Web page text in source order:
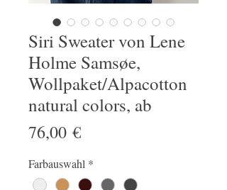
Siri Sweater von Lene
Holme Samsøe,
Wollpaket/Alpacotton
natural colors, ab
76,00 €Preis
Farbauswahl *